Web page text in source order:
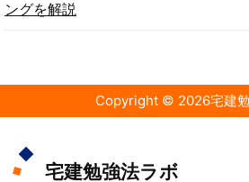
ングを解説
Copyright © 2026宅建
宅建勉強法ラボ